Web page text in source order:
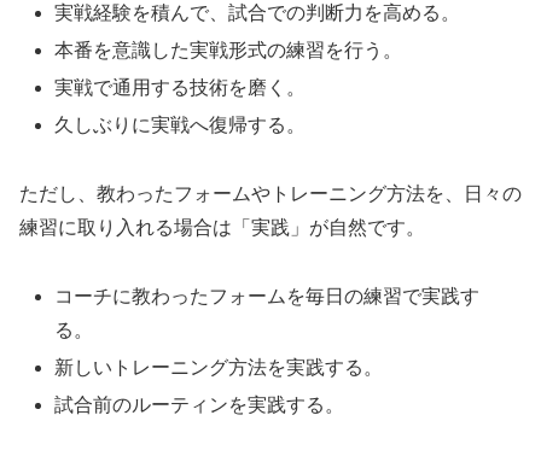
実戦経験を積んで、試合での判断力を高める。
本番を意識した実戦形式の練習を行う。
実戦で通用する技術を磨く。
久しぶりに実戦へ復帰する。
ただし、教わったフォームやトレーニング方法を、日々の
練習に取り入れる場合は「実践」が自然です。
コーチに教わったフォームを毎日の練習で実践す
る。
新しいトレーニング方法を実践する。
試合前のルーティンを実践する。